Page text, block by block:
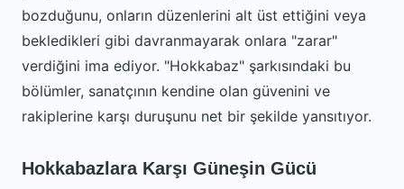
bozduğunu, onların düzenlerini alt üst ettiğini veya
bekledikleri gibi davranmayarak onlara "zarar"
verdiğini ima ediyor. "Hokkabaz" şarkısındaki bu
bölümler, sanatçının kendine olan güvenini ve
rakiplerine karşı duruşunu net bir şekilde yansıtıyor.
Hokkabazlara Karşı Güneşin Gücü